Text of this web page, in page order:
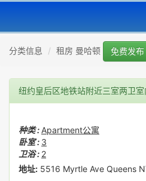
分类信息 租房 曼哈顿 免费发布
纽约皇后区地铁站附近三室两卫
种类 : Apartment公寓
卧室 : 3
卫浴 : 2
地址: 5516 Myrtle Ave Queens